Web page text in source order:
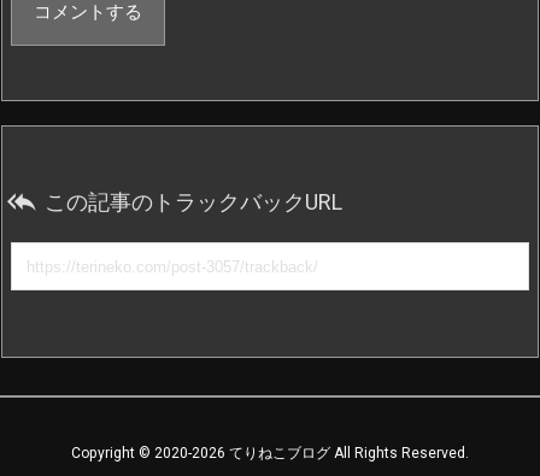
コメントする
 この記事のトラックバックURL
Copyright © 2020-2026 てりねこブログ All Rights Reserved.